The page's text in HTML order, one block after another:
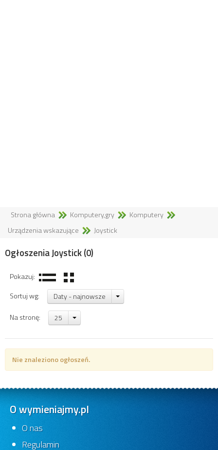
Strona główna Komputery,gry
Komputery
Urządzenia wskazujące
Joystick
Ogłoszenia Joystick(0)
Pokazuj:
Sortuj wg:
Daty - najnowsze
Na stronę: 25
Nie znaleziono ogłoszeń.
O wymieniajmy.pl
O nas
Regulamin